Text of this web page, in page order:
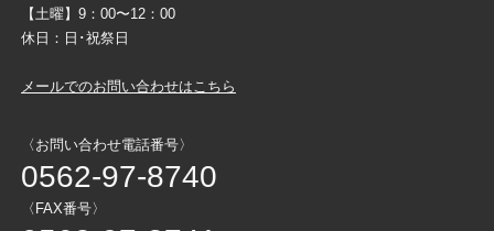
【土曜】9：00〜12：00
休日：日･祝祭日
メールでのお問い合わせはこちら
〈お問い合わせ電話番号〉
0562-97-8740
〈FAX番号〉